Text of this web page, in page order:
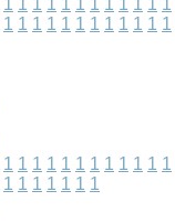
1 1 1 1 1 1 1 1 1 1 1 1
1 1 1 1 1 1 1 1 1 1 1 1
1 1 1 1 1 1 1